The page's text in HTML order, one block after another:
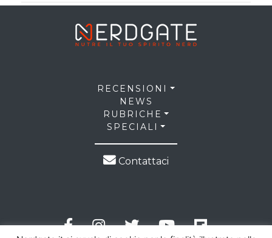
RECENSIONI
NEWS
RUBRICHE
SPECIALI
Contattaci